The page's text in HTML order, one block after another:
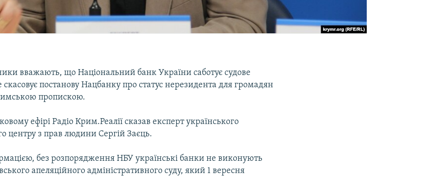
вважають, що Національний банк України саботує судове
постанову Нацбанку про статус нерезидента для громадян
пропискою.
ефірі Радіо Крим.Реалії сказав експерт українського
центру з прав людини Сергій Заєць.
без розпорядження НБУ українські банки не виконують
апеляційного адміністративного суду, який 1 вересня